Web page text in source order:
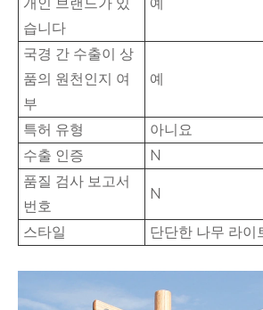
습니다
국경 간 수출이 상
품의 원천인지 여
부
예
특허 유형
아니요
수출 인증
N
품질 검사 보고서
번호
N
스타일 단단한 나무 라이